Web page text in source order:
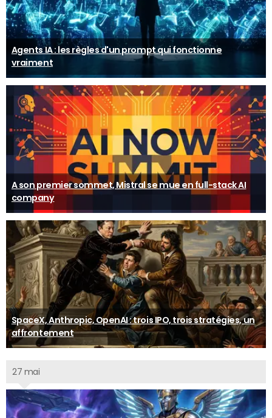
Agents IA : les règles d'un prompt qui fonctionne
vraiment
A son premier sommet, Mistral se mue en full-stack AI
company
SpaceX, Anthropic, OpenAI : trois IPO, trois stratégies, un
affrontement
27 mai